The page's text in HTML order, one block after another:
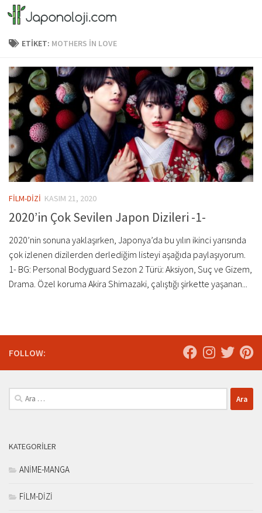
Skip to content
ETIKET: MOTHERS IN LOVE
FİLM-DİZİ KASIM 21, 2020
2020’in Çok Sevilen Japon Dizileri -1-
2020’nin sonuna yaklaşırken, Japonya’da bu yılın ikinci yarısında
çok izlenen dizilerden derlediğim listeyi aşağıda paylaşıyorum.
1- BG: Personal Bodyguard Sezon 2 Türü: Aksiyon, Suç ve Gizem,
Drama. Özel koruma Akira Shimazaki, çalıştığı şirkette yaşanan...
FOLLOW:
Arama:
KATEGORILER
ANİME-MANGA
FİLM-DİZİ